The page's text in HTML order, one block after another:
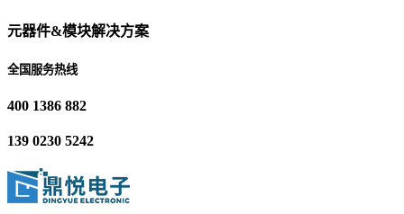
元器件&模块解决方案
全国服务热线
400 1386 882
139 0230 5242